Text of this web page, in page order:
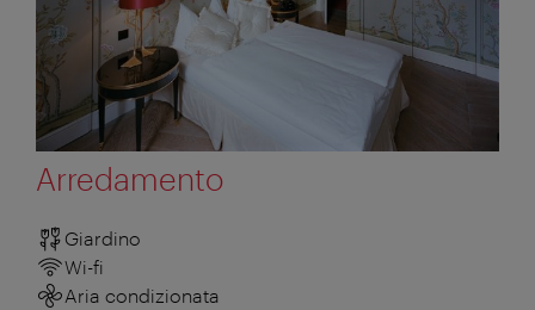
Arredamento
Giardino
Wi-fi
Aria condizionata